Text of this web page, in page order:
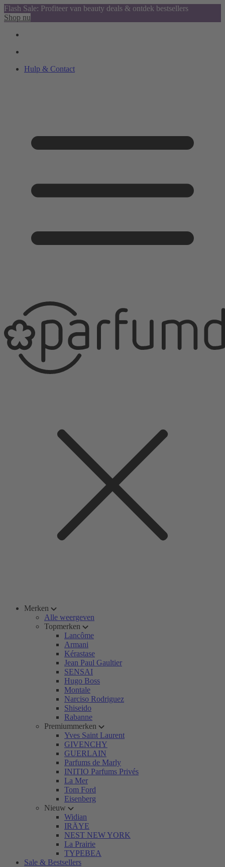
Flash Sale: Profiteer van beauty deals & ontdek bestsellers
Shop nu
Hulp & Contact
Merken
Alle weergeven
Topmerken
Lancôme
Armani
Kérastase
Jean Paul Gaultier
SENSAI
Hugo Boss
Montale
Narciso Rodriguez
Shiseido
Rabanne
Premiummerken
Yves Saint Laurent
GIVENCHY
GUERLAIN
Parfums de Marly
INITIO Parfums Privés
La Mer
Tom Ford
Eisenberg
Nieuw
Widian
IRÄYE
NEST NEW YORK
La Prairie
TYPEBEA
Sale & Bestsellers